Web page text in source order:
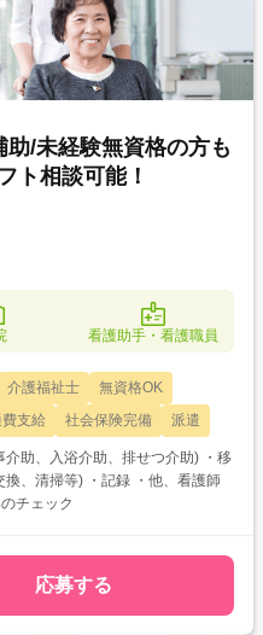
/未経験無資格の方も
ト相談可能！
看護助手・看護職員
介護福祉士
無資格OK
支給 社会保険完備 派遣
助、入浴介助、排せつ介助) ・移
、清掃等) ・記録 ・他、看護師
チェック
応募する